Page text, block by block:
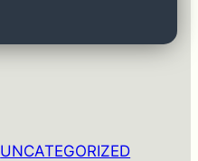
UNCATEGORIZED